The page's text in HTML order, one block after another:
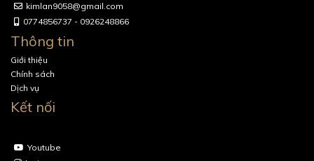
kimlan9058@gmail.com
0774856737 - 0926248866
Thông tin
Giới thiệu
Chính sách
Dịch vụ
Kết nối
Youtube